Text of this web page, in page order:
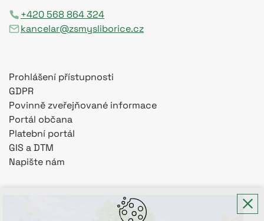
+420 568 864 324
kancelar@zsmysliborice.cz
Prohlášení přístupnosti
GDPR
Povinně zveřejňované informace
Portál občana
Platební portál
GIS a DTM
Napište nám